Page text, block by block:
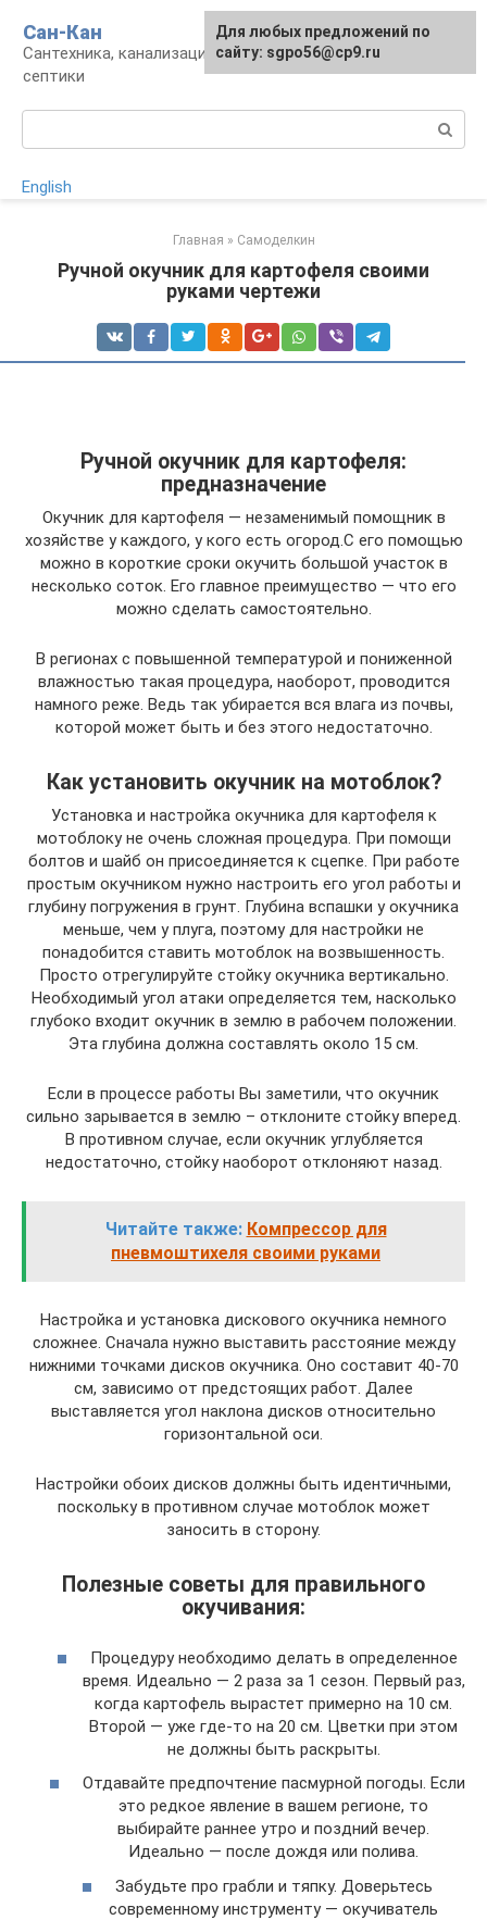
контенту
Сан-Кан
Сантехника, канализация, водопровод,
септики
English
Главная » Самоделкин
Ручной окучник для картофеля своими
руками чертежи
Ручной окучник для картофеля:
предназначение
Окучник для картофеля — незаменимый помощник в
хозяйстве у каждого, у кого есть огород.С его помощью
можно в короткие сроки окучить большой участок в
несколько соток. Его главное преимущество — что его
можно сделать самостоятельно.
В регионах с повышенной температурой и пониженной
влажностью такая процедура, наоборот, проводится
намного реже. Ведь так убирается вся влага из почвы,
которой может быть и без этого недостаточно.
Как установить окучник на мотоблок?
Установка и настройка окучника для картофеля к
мотоблоку не очень сложная процедура. При помощи
болтов и шайб он присоединяется к сцепке. При работе
простым окучником нужно настроить его угол работы и
глубину погружения в грунт. Глубина вспашки у окучника
меньше, чем у плуга, поэтому для настройки не
понадобится ставить мотоблок на возвышенность.
Просто отрегулируйте стойку окучника вертикально.
Необходимый угол атаки определяется тем, насколько
глубоко входит окучник в землю в рабочем положении.
Эта глубина должна составлять около 15 см.
Если в процессе работы Вы заметили, что окучник
сильно зарывается в землю – отклоните стойку вперед.
В противном случае, если окучник углубляется
недостаточно, стойку наоборот отклоняют назад.
Читайте также: Компрессор для
пневмоштихеля своими руками
Настройка и установка дискового окучника немного
сложнее. Сначала нужно выставить расстояние между
нижними точками дисков окучника. Оно составит 40-70
см, зависимо от предстоящих работ. Далее
выставляется угол наклона дисков относительно
горизонтальной оси.
Настройки обоих дисков должны быть идентичными,
поскольку в противном случае мотоблок может
заносить в сторону.
Полезные советы для правильного
окучивания:
Процедуру необходимо делать в определенное
время. Идеально — 2 раза за 1 сезон. Первый раз,
когда картофель вырастет примерно на 10 см.
Второй — уже где-то на 20 см. Цветки при этом
не должны быть раскрыты.
Отдавайте предпочтение пасмурной погоды. Если
это редкое явление в вашем регионе, то
выбирайте раннее утро и поздний вечер.
Идеально — после дождя или полива.
Забудьте про грабли и тяпку. Доверьтесь
современному инструменту — окучиватель
Для любых предложений по
сайту: sgpo56@cp9.ru